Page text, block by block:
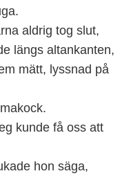
aldrig tog slut,
längs altankanten,
mätt, lyssnad på
kunde få oss att
hon säga,